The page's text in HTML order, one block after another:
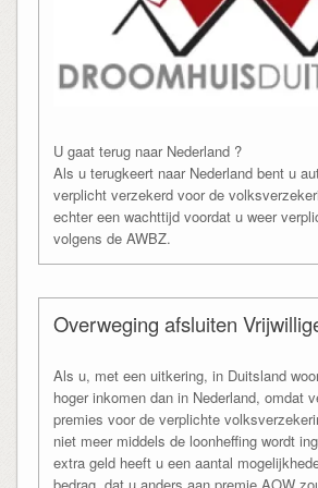
U gaat terug naar Nederland ?
Als u terugkeert naar Nederland bent u
verplicht verzekerd voor de
echter een wachttijd voordat u weer
volgens de AWBZ.
Overweging afsluiten
Als u, met een uitkering, in Duitsland
hoger inkomen dan in Nederland, omdat
premies voor de verplichte
niet meer middels de loonheffing wordt
extra geld heeft u een aantal
bedrag, dat u anders aan premie AOW